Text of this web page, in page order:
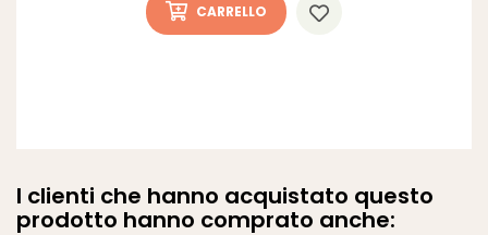
CARRELLO
I clienti che hanno acquistato questo
prodotto hanno comprato anche: